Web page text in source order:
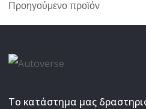
Προηγούμενο προϊόν
Το κατάστημα μας